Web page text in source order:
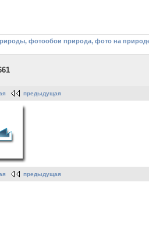
фотообои природа, фото на
предыдущая
предыдущая